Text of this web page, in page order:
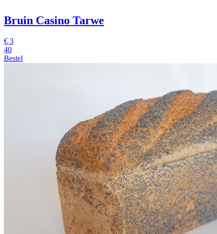
Bruin Casino Tarwe
€ 3
40
Bestel